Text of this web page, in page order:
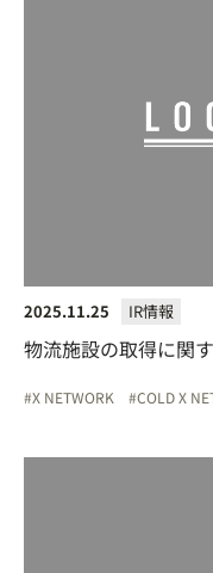
2025.11.25 IR情報
物流施設の取得に関
X NETWORK COLD X